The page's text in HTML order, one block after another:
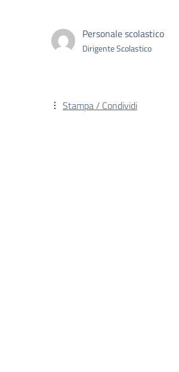
Personale scolastico
Dirigente Scolastico
Stampa / Condividi